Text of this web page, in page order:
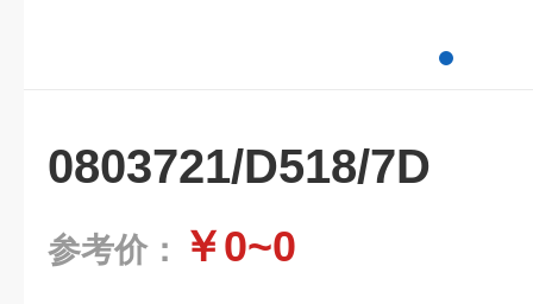
0803721/D518/7D
参考价： ￥0~0